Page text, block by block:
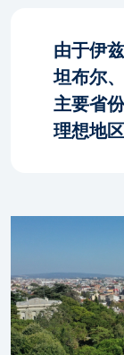
由于伊
坦布尔
主要省
理想地区